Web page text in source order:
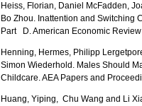
Heiss, Florian, Daniel McFadden,
Bo Zhou. Inattention and Switching
Part D. American Economic
Henning, Hermes, Philipp
Simon Wiederhold. Males Should
Childcare. AEA Papers and
Huang, Yiping, Chu Wang and Li